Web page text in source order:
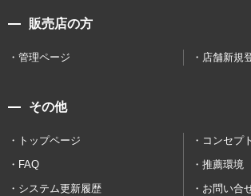
販売店の方
管理ページ 店舗新規
その他
トップページ
コンセプト
FAQ
推薦環境
システム更新履歴
お問い合